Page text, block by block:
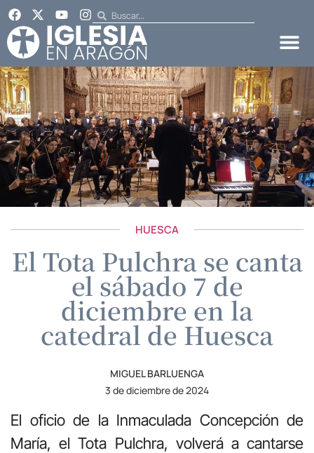
HUESCA
El Tota Pulchra se canta
el sábado 7 de
diciembre en la
catedral de Huesca
MIGUEL BARLUENGA
3 de diciembre de 2024
El oficio de la Inmaculada Concepción de
María, el Tota Pulchra, volverá a cantarse